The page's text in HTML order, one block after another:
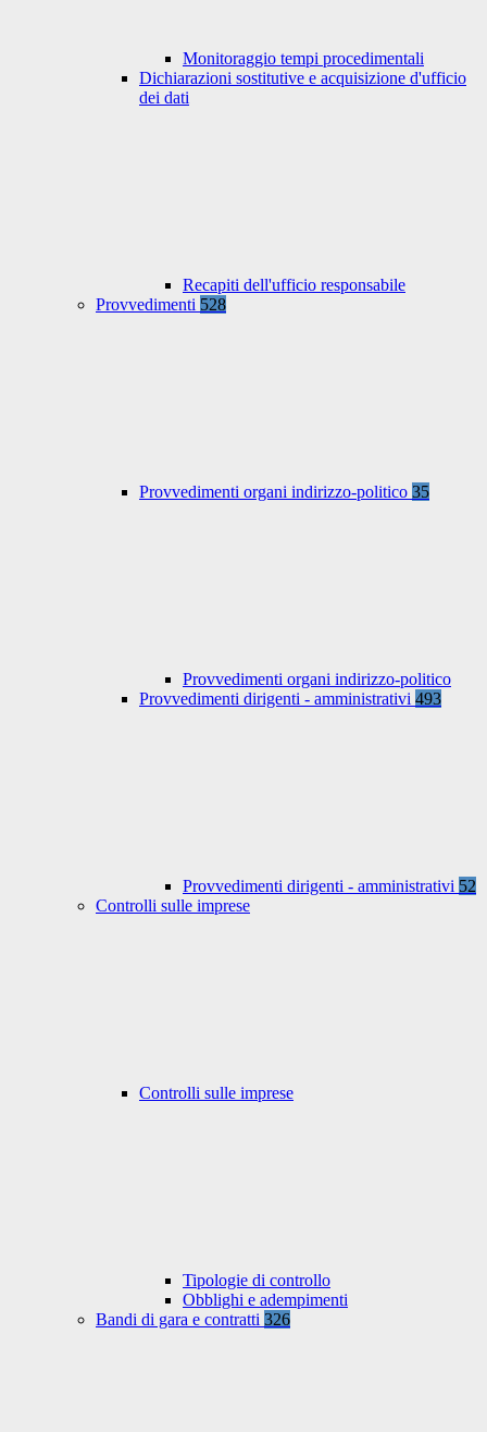
Monitoraggio tempi procedimentali
Dichiarazioni sostitutive e acquisizione d'ufficio
dei dati
Recapiti dell'ufficio responsabile
Provvedimenti 528
Provvedimenti organi indirizzo-politico 35
Provvedimenti organi indirizzo-politico
Provvedimenti dirigenti - amministrativi 493
Provvedimenti dirigenti - amministrativi 52
Controlli sulle imprese
Controlli sulle imprese
Tipologie di controllo
Obblighi e adempimenti
Bandi di gara e contratti 326